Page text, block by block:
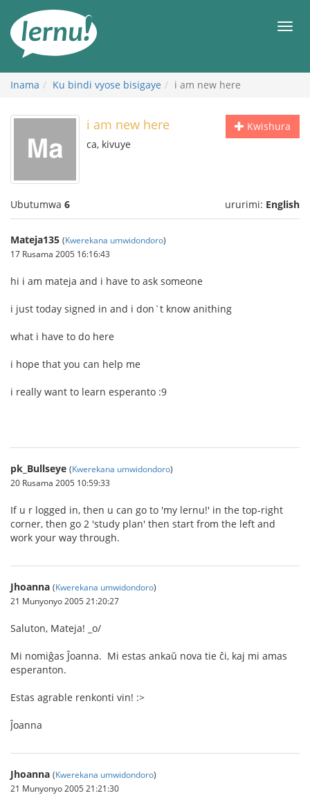
rupapuro
rw'ibirimwo
Inama Ku bindi vyose bisigaye i am new here
Kwishura
i am new here
ca, kivuye
Ubutumwa 6 ururimi: English
Mateja135 (Kwerekana umwidondoro)
17 Rusama 2005 16:16:43
hi i am mateja and i have to ask someone
i just today signed in and i don`t know anithing
what i have to do here
i hope that you can help me
i really want to learn esperanto :9
pk_Bullseye (Kwerekana umwidondoro)
20 Rusama 2005 10:59:33
If u r logged in, then u can go to 'my lernu!' in the top-right
corner, then go 2 'study plan' then start from the left and
work your way through.
Jhoanna (Kwerekana umwidondoro)
21 Munyonyo 2005 21:20:27
Saluton, Mateja! _o/
Mi nomiĝas Ĵoanna. Mi estas ankaŭ nova tie ĉi, kaj mi amas
esperanton.
Estas agrable renkonti vin! :>
Ĵoanna
Jhoanna (Kwerekana umwidondoro)
21 Munyonyo 2005 21:21:30